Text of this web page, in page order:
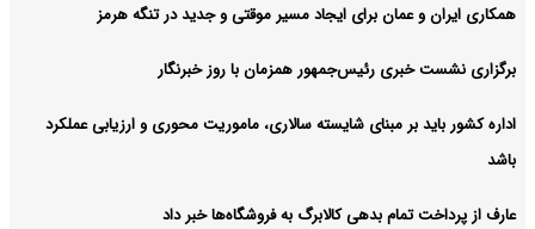
همکاری ایران و عمان برای ایجاد مسیر موقتی و جدید در تنگه هرمز
برگزاری نشست خبری رئیس‌جمهور همزمان با روز خبرنگار
اداره کشور باید بر مبنای شایسته سالاری، ماموریت محوری و ارزیابی عملکرد
باشد
عارف از پرداخت تمام بدهی کالابرگ به فروشگاه‌ها خبر داد